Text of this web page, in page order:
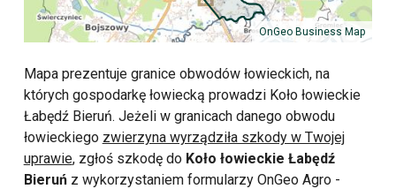
OnGeo Business Map
Mapa prezentuje granice obwodów łowieckich, na
których gospodarkę łowiecką prowadzi Koło łowieckie
Łabędź Bieruń. Jeżeli w granicach danego obwodu
łowieckiego zwierzyna wyrządziła szkody w Twojej
uprawie, zgłoś szkodę do Koło łowieckie Łabędź
Bieruńz wykorzystaniem formularzy OnGeo Agro -